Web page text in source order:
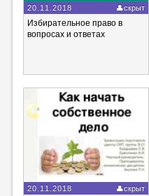
20.11.2018 скрыт
Избирательное право в
вопросах и ответах
20.11.2018 скрыт